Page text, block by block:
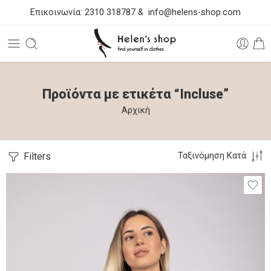
Επικοινωνία: 2310 318787 & info@helens-shop.com
Προϊόντα με ετικέτα “Incluse”
Αρχική
Filters Ταξινόμηση Κατά